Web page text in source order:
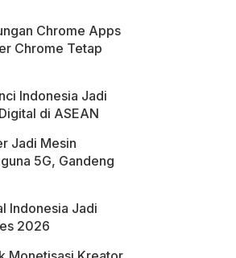
Chrome Apps
Chrome Tetap
Indonesia Jadi
di ASEAN
Jadi Mesin
5G, Gandeng
Indonesia Jadi
2026